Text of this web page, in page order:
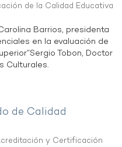
de la Calidad Educativa
Barrios, presidenta
en la evaluación de
Tobon, Doctor
Culturales.
de Calidad
y Certificación